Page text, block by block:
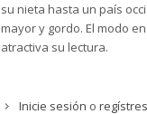
su nieta hasta un país
mayor y gordo. El modo
atractiva su lectura.
Inicie sesión o